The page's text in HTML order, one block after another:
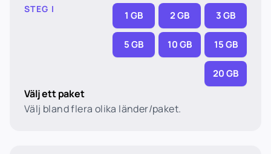
STEG I
1 GB 2 GB 3 GB
5 GB 10 GB 15 GB
20 GB
Välj ett paket
Välj bland flera olika länder/paket.